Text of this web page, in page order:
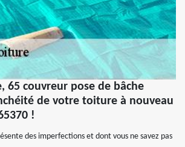
65 couvreur pose de bâche
de votre toiture à nouveau
!
des imperfections et dont vous ne savez pas